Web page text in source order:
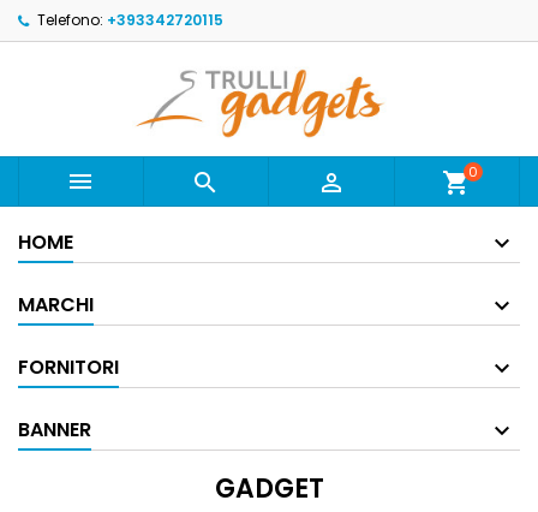
Telefono: +393342720115
   shopping_cart0
HOME
MARCHI
FORNITORI
BANNER
GADGET